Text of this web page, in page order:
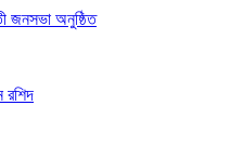
জনসভা অনুষ্ঠিত
রশিদ